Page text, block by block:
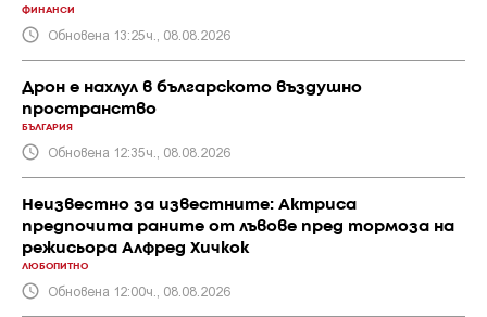
ФИНАНСИ
Обновена 13:25ч., 08.08.2026
Дрон е нахлул в българското въздушно
пространство
БЪЛГАРИЯ
Обновена 12:35ч., 08.08.2026
Неизвестно за известните: Актриса
предпочита раните от лъвове пред тормоза на
режисьора Алфред Хичкок
ЛЮБОПИТНО
Обновена 12:00ч., 08.08.2026